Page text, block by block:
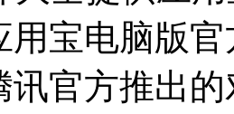
用宝电脑版
讯官方推出